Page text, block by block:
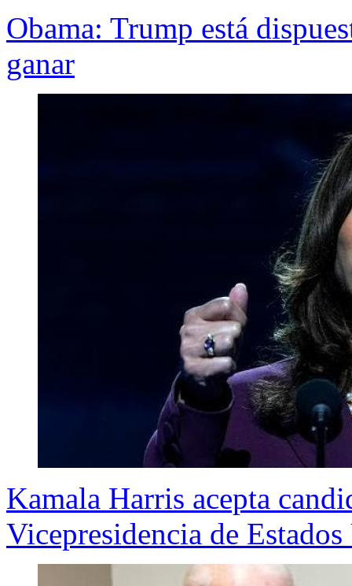
Obama: Trump está
ganar
Kamala Harris acepta
Vicepresidencia de